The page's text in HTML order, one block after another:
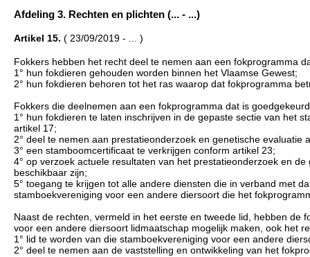
Afdeling 3. Rechten en plichten (... - ...)
Artikel 15. ( 23/09/2019 - ... )
Fokkers hebben het recht deel te nemen aan een fokprogramma
1° hun fokdieren gehouden worden binnen het Vlaamse Gewest;
2° hun fokdieren behoren tot het ras waarop dat fokprogramma
Fokkers die deelnemen aan een fokprogramma dat is
1° hun fokdieren te laten inschrijven in de gepaste sectie van het
artikel 17;
2° deel te nemen aan prestatieonderzoek en genetische evaluatie
3° een stamboomcertificaat te verkrijgen conform artikel 23;
4° op verzoek actuele resultaten van het prestatieonderzoek en
beschikbaar zijn;
5° toegang te krijgen tot alle andere diensten die in verband met
stamboekvereniging voor een andere diersoort die het
Naast de rechten, vermeld in het eerste en tweede lid, hebben de
voor een andere diersoort lidmaatschap mogelijk maken, ook het
1° lid te worden van die stamboekvereniging voor een andere
2° deel te nemen aan de vaststelling en ontwikkeling van het